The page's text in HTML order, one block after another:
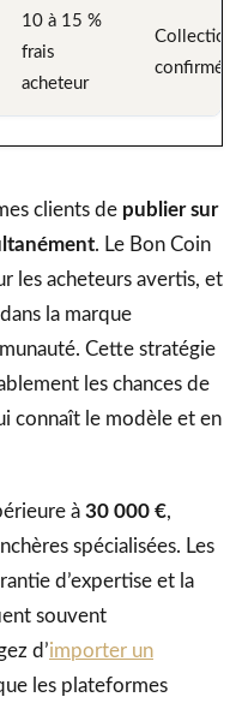
10 à 15 %
frais
acheteur
confirmés
clients de publier sur
. Le Bon Coin
les acheteurs avertis, et
la marque
Cette stratégie
les chances de
connaît le modèle et en
à 30 000 €,
spécialisées. Les
d’expertise et la
souvent
d’importer un
les plateformes